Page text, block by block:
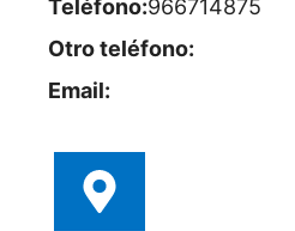
Teléfono:966714875
Otro teléfono:
Email: